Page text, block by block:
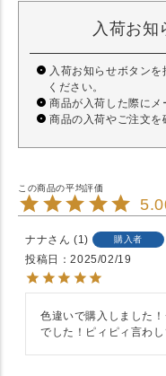
入荷お知
入荷お知らせボタン
ください。
商品が入荷した際にメ
商品の入荷やご注文を
ナナ 1 購入者
投稿日
2025/02/19
色違いで購入しました
でした！ピィピィ言わ